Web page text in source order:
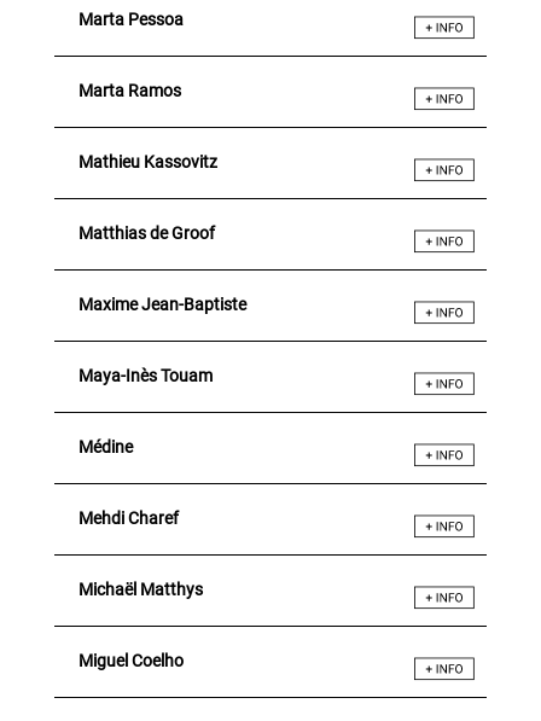
Marta Pessoa
Marta Ramos
Mathieu Kassovitz
Matthias de Groof
Maxime Jean-Baptiste
Maya-Inès Touam
Médine
Mehdi Charef
Michaël Matthys
Miguel Coelho